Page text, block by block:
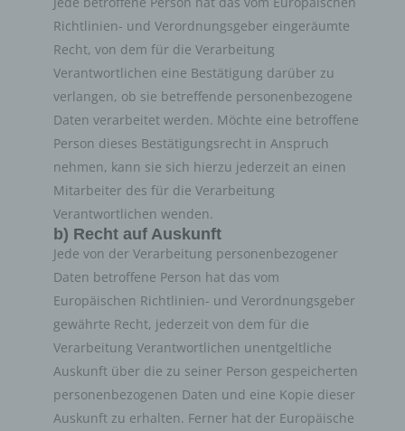
Richtlinien- und Verordnungsgeber eingeräumte
Recht, von dem für die Verarbeitung
Verantwortlichen eine Bestätigung darüber zu
verlangen, ob sie betreffende personenbezogene
Daten verarbeitet werden. Möchte eine betroffene
Person dieses Bestätigungsrecht in Anspruch
nehmen, kann sie sich hierzu jederzeit an einen
Mitarbeiter des für die Verarbeitung
Verantwortlichen wenden.
b) Recht auf Auskunft
Jede von der Verarbeitung personenbezogener
Daten betroffene Person hat das vom
Europäischen Richtlinien- und Verordnungsgeber
gewährte Recht, jederzeit von dem für die
Verarbeitung Verantwortlichen unentgeltliche
Auskunft über die zu seiner Person gespeicherten
personenbezogenen Daten und eine Kopie dieser
Auskunft zu erhalten. Ferner hat der Europäische
Internetseite
Internetseite des für die Verarbeitung Verantwortlichen
befindet, die Möglichkeit, individuelle Kommentare zu
einzelnen Blog-Beiträgen zu hinterlassen. Ein Blog ist ein
auf einer Internetseite geführtes, in der Regel öffentlich
einsehbares Portal, in welchem eine oder mehrere
Personen, die Blogger oder Web-Blogger genannt
werden, Artikel posten oder Gedanken in sogenannten
Blogposts niederschreiben können. Die Blogposts
können in der Regel von Dritten kommentiert werden.
Hinterlässt eine betroffene Person einen Kommentar in
dem auf dieser Internetseite veröffentlichten Blog,
werden neben den von der betroffenen Person
hinterlassenen Kommentaren auch Angaben zum
Zeitpunkt der Kommentareingabe sowie zu dem von der
betroffenen Person gewählten Nutzernamen
(Pseudonym) gespeichert und veröffentlicht. Ferner wird
die vom Internet-Service-Provider (ISP) der betroffenen